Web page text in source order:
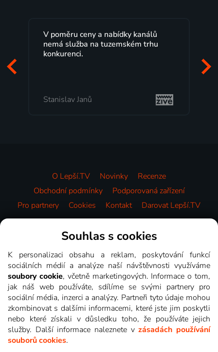
Lepší.TV sleduji už několik let s
maximální spokojeností. Velký výběr
programů a nemuset běžet k TV na
Milada Tomešová
O Lepší.TV Novinky
Recenze
Obchodní podmínky
Podporovaná zařízení
Pro partnery
Cookies Kontakt Darovat Lepší.TV
Videotéka
Souhlas s cookies
K personalizaci obsahu a reklam, poskytování funkcí
sociálních médií a analýze naší návštěvnosti využíváme
soubory cookie, včetně marketingových. Informace o tom,
jak náš web používáte, sdílíme se svými partnery pro
sociální média, inzerci a analýzy. Partneři tyto údaje mohou
zkombinovat s dalšími informacemi, které jste jim poskytli
nebo které získali v důsledku toho, že používáte jejich
služby. Další informace naleznete vzásadách používání
souborů cookies.